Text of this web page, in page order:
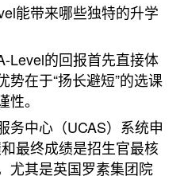
能带来哪些独特的升学
Level的回报首先直接体
在于“扬长避短”的选课
。
务中心（UCAS）系统申
最终成绩是招生官最核
尤其是英国罗素集团院